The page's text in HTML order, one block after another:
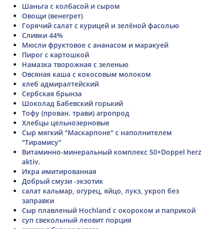
Шаньга с колбасой и сыром
Овощи (венегрет)
Горячий салат с курицей и зелёной фасолью
Сливки 44%
Мюсли фруктовое с ананасом и маракуей
Пирог с картошкой
Намазка творожная с зеленью
Овсяная каша с кокосовым молоком
хлеб адмиралтейский
Сербская брынза
Шоколад Бабевский горький
Тофу (прован. трави) агропрод
Хлебцы цельнозерновые
Сыр мягкий "Маскарпоне" с наполнителем
"Тирамису"
Витаминно-минеральный комплекс 50+Doppel herz
aktiv.
Икра имитированная
Добрый смузи -экзотик
салат кальмар, огурец, яйцо, лукз, укроп без
заправки
Сыр плавленый Hochland с окороком и паприкой
суп свекольный леовит порция